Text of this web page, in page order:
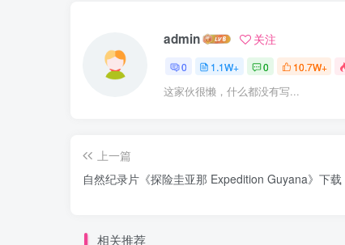
admin 关注
0 1.1W+ 0 10.7W+
这家伙很懒，什么都没有写...
上一篇
自然纪录片《探险圭亚那 Expedition Guyana》下载
相关推荐